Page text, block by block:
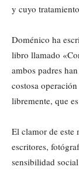
y cuyo
Doménico ha
libro llamado
ambos padres
costosa
libremente, que
El clamor de este
escritores,
sensibilidad